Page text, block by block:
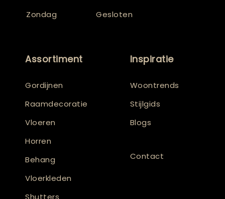
Zondag
Gesloten
Assortiment
Gordijnen
Raamdecoratie
Vloeren
Horren
Behang
Vloerkleden
Shutters
Inspiratie
Woontrends
Stijlgids
Blogs
Contact